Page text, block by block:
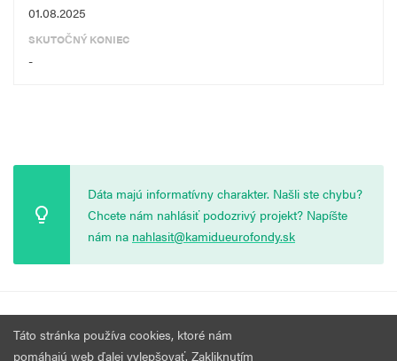
01.08.2025
SKUTOČNÝ KONIEC
-
Dáta majú informatívny charakter. Našli ste chybu?
Chcete nám nahlásiť podozrivý projekt? Napíšte
nám na nahlasit@kamidueurofondy.sk
Všetky práva vyhradené.
Táto stránka používa cookies, ktoré nám
pomáhajú web ďalej vylepšovať. Zakliknutím